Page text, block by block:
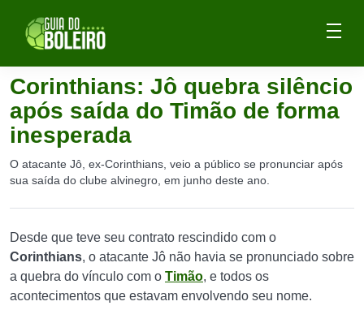
Corinthians: Jô quebra silêncio
após saída do Timão de forma
inesperada
O atacante Jô, ex-Corinthians, veio a público se pronunciar após
sua saída do clube alvinegro, em junho deste ano.
Desde que teve seu contrato rescindido com o
Corinthians, o atacante Jô não havia se pronunciado sobre
a quebra do vínculo com o Timão, e todos os
acontecimentos que estavam envolvendo seu nome.